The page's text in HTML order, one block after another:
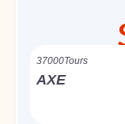
37000Tours
AXE